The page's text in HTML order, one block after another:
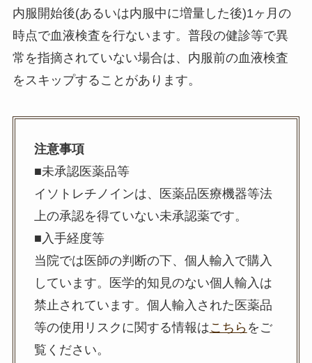
内服開始後(あるいは内服中に増量した後)1ヶ月の
時点で血液検査を行ないます。普段の健診等で異
常を指摘されていない場合は、内服前の血液検査
をスキップすることがあります。
注意事項
■未承認医薬品等
イソトレチノインは、医薬品医療機器等法
上の承認を得ていない未承認薬です。
■入手経度等
当院では医師の判断の下、個人輸入で購入
しています。医学的知見のない個人輸入は
禁止されています。個人輸入された医薬品
等の使用リスクに関する情報はこちら をご
覧ください。